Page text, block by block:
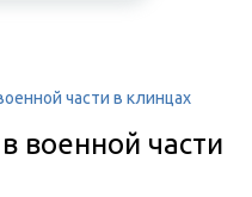
части в клинцах
военной части